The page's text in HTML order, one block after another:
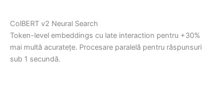
ColBERT v2 Neural Search
Token-level embeddings cu late interaction pentru +30%
mai multă acuratețe. Procesare paralelă pentru răspunsuri
sub 1 secundă.